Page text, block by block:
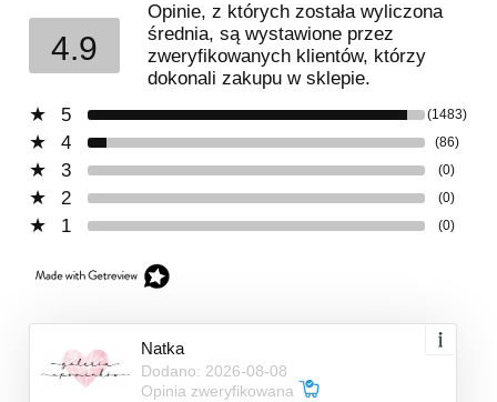
4.9
Opinie, z których została wyliczona
średnia, są wystawione przez
zweryfikowanych klientów, którzy
dokonali zakupu w sklepie.
5
(1483)
4 (86)
3 (0)
2 (0)
1 (0)
Natka
Dodano: 2026-08-08
Opinia zweryfikowana